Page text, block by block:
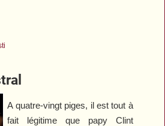
A quatre-vingt piges, il est tout à
fait légitime que papy Clint